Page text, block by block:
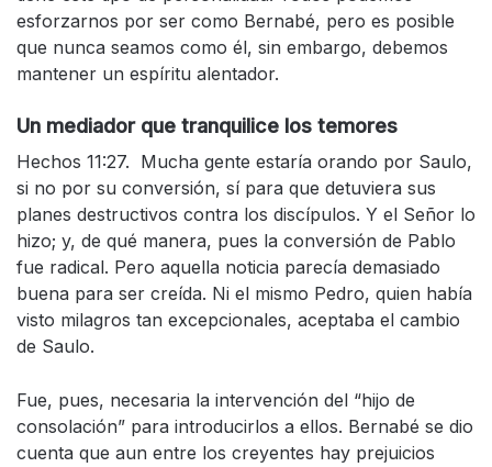
esforzarnos por ser como Bernabé, pero es posible
que nunca seamos como él, sin embargo, debemos
mantener un espíritu alentador.
Un mediador que tranquilice los temores
Hechos 11:27. Mucha gente estaría orando por Saulo,
si no por su conversión, sí para que detuviera sus
planes destructivos contra los discípulos. Y el Señor lo
hizo; y, de qué manera, pues la conversión de Pablo
fue radical. Pero aquella noticia parecía demasiado
buena para ser creída. Ni el mismo Pedro, quien había
visto milagros tan excepcionales, aceptaba el cambio
de Saulo.
Fue, pues, necesaria la intervención del “hijo de
consolación” para introducirlos a ellos. Bernabé se dio
cuenta que aun entre los creyentes hay prejuicios